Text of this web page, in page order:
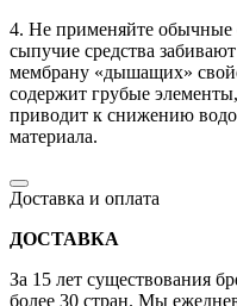
4. Не применяйте
сыпучие средства
мембрану «дышащих»
содержит грубые
приводит к снижению
материала.
Доставка и оплата
ДОСТАВКА
За 15 лет существования
более 30 стран. Мы